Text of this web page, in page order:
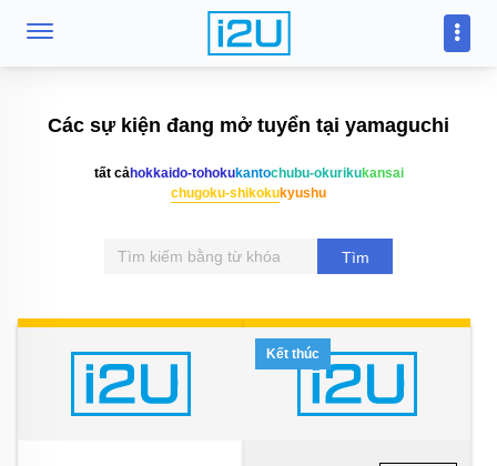
Các sự kiện đang mở tuyển tại yamaguchi
tất cảhokkaido-tohokukantochubu-okurikukansai
chugoku-shikokukyushu
Tìm
Kết thúc